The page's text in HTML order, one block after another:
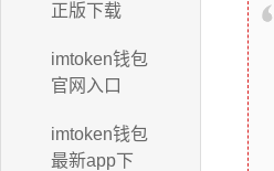
正版下载
imtoken钱包
官网入口
imtoken钱包
最新app下